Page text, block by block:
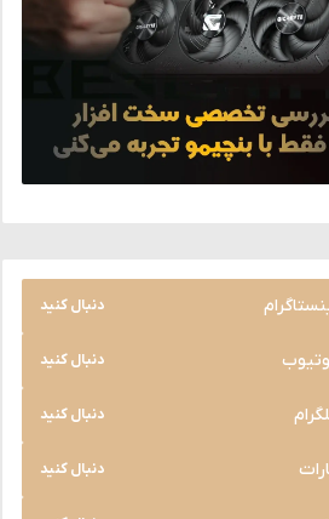
دنبال کنید
دنبال کنید
دنبال کنید
دنبال کنید